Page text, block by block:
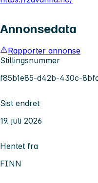
Annonsedata
Rapporter annonse
Stillingsnummer
f85b1e85-d42b-430c-
Sist endret
19. juli 2026
Hentet fra
FINN